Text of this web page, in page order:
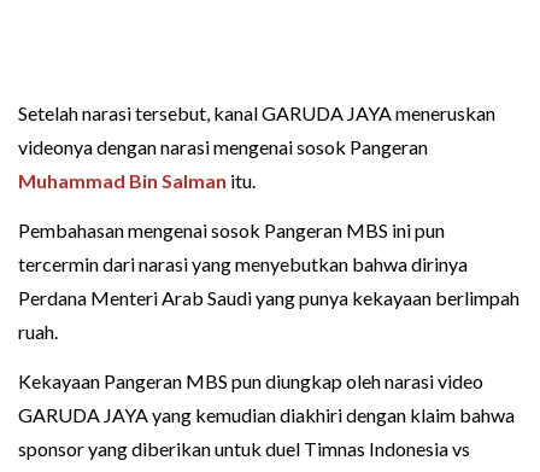
Setelah narasi tersebut, kanal GARUDA JAYA meneruskan
videonya dengan narasi mengenai sosok Pangeran
Muhammad Bin Salman itu.
Pembahasan mengenai sosok Pangeran MBS ini pun
tercermin dari narasi yang menyebutkan bahwa dirinya
Perdana Menteri Arab Saudi yang punya kekayaan berlimpah
ruah.
Kekayaan Pangeran MBS pun diungkap oleh narasi video
GARUDA JAYA yang kemudian diakhiri dengan klaim bahwa
sponsor yang diberikan untuk duel Timnas Indonesia vs